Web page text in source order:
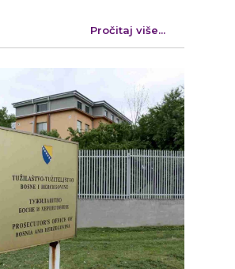
Pročitaj više...